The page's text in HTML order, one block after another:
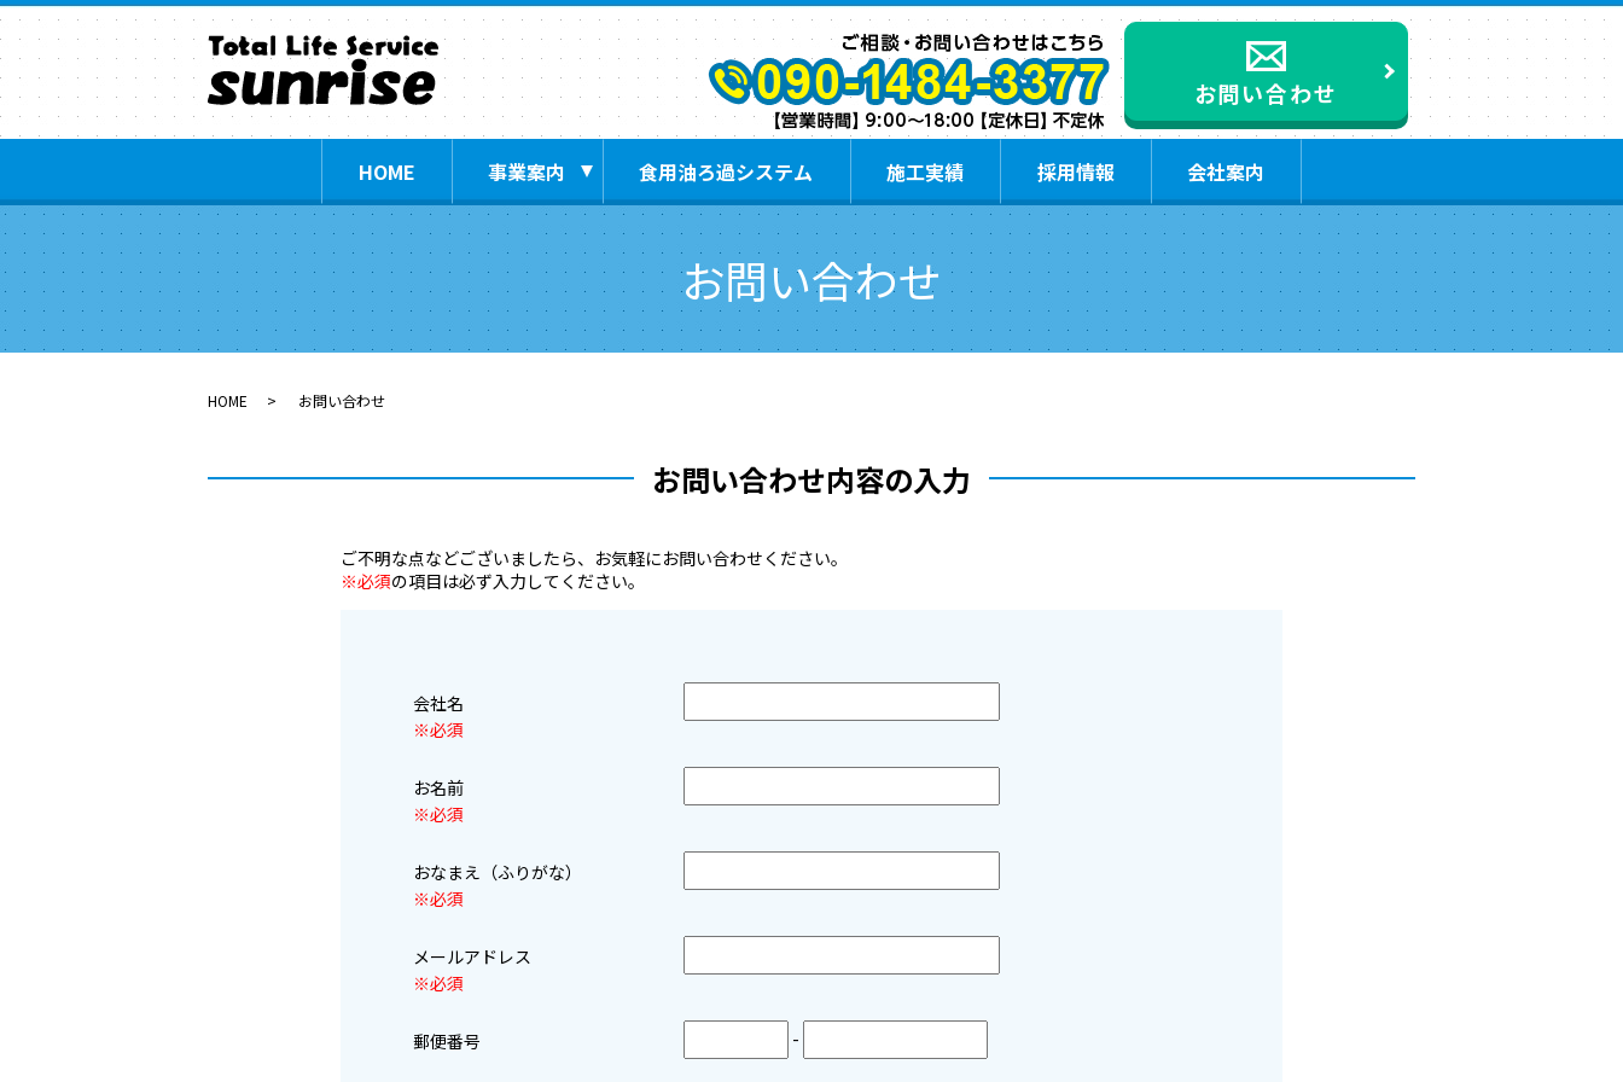
お問い合わせ
HOME 事業案内 食用油ろ過システム 施工実績 採用情報 会社案内
お問い合わせ
HOME お問い合わせ
お問い合わせ内容の入力
ご不明な点などございましたら、お気軽にお問い合わせください。
※必須の項目は必ず入力してください。
会社名
※必須
お名前
※必須
おなまえ（ふりがな）
※必須
メールアドレス
※必須
郵便番号 -